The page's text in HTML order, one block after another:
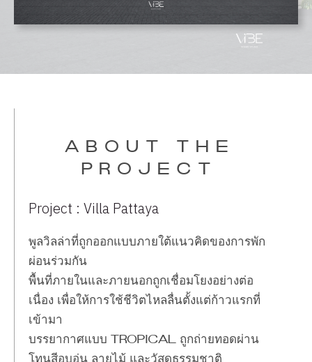
Project : Villa Pattaya
พูลวิลล่าที่ถูกออกแบบภายใต้แนวคิดของการพัก
ผ่อนร่วมกัน
พื้นที่ภายในและภายนอกถูกเชื่อมโยงอย่างต่อ
เนื่อง เพื่อให้การใช้ชีวิตไหลลื่นตั้งแต่ก้าวแรกที่
เข้ามา
บรรยากาศแบบ Tropical ถูกถ่ายทอดผ่าน